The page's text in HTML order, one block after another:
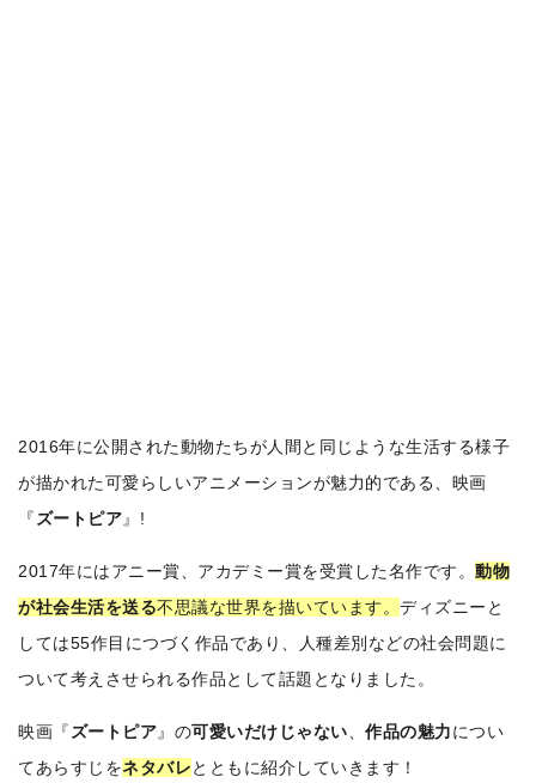
2016年に公開された動物たちが人間と同じような生活する様子
が描かれた可愛らしいアニメーションが魅力的である、映画
『 ズートピア』!
2017年にはアニー賞、アカデミー賞を受賞した名作です。動物
が社会生活を送る不思議な世界を描いています。ディズニーと
しては55作目につづく作品であり、人種差別などの社会問題に
ついて考えさせられる作品として話題となりました。
映画『 ズートピア』の可愛いだけじゃない 、作品の魅力につい
てあらすじをネタバレとともに紹介していきます！